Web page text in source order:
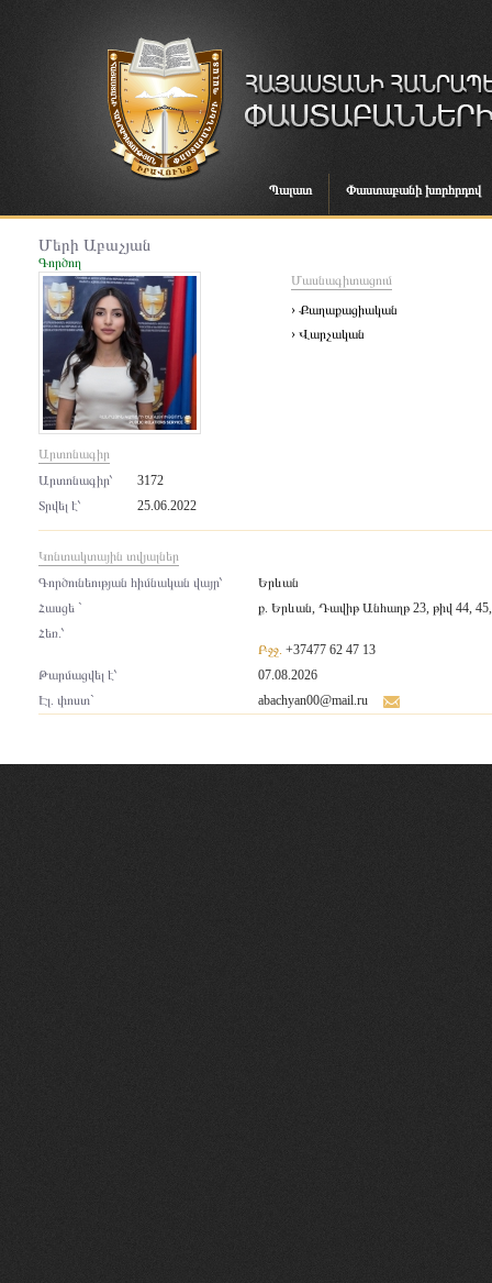
Պալատ Փաստաբանի խորհրդով
Մերի Աբաչյան
Գործող
Արտոնագիր
Արտոնագիր՝
3172
Տրվել է՝
25.06.2022
Մասնագիտացում
› Քաղաքացիական
› Վարչական
Կոնտակտային տվյալներ
Գործունեության հիմնական վայր՝
Երևան
Հասցե `
ք. Երևան, Դավիթ Անհաղթ 23, թիվ 44,
Հեռ.՝
Բջջ. +37477 62 47 13
Թարմացվել է՝
07.08.2026
Էլ. փոստ`
abachyan00@mail.ru